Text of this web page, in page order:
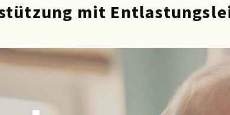
mit